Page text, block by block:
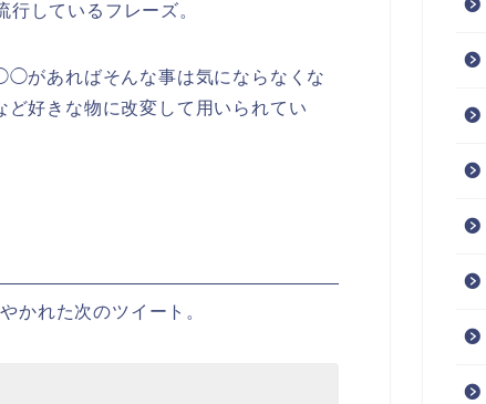
しているフレーズ。
があればそんな事は気にならなくな
好きな物に改変して用いられてい
かれた次のツイート。